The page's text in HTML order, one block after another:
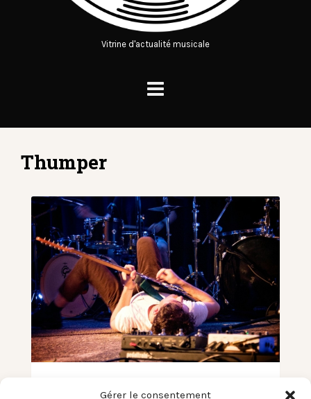
Gérer le consentement
Vitrine d'actualité musicale
Thumper
VERY GOOD TRIP FESTIVAL –